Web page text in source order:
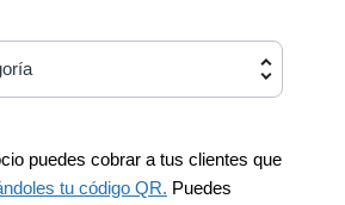
puedes cobrar a tus clientes que
tu código QR. Puedes